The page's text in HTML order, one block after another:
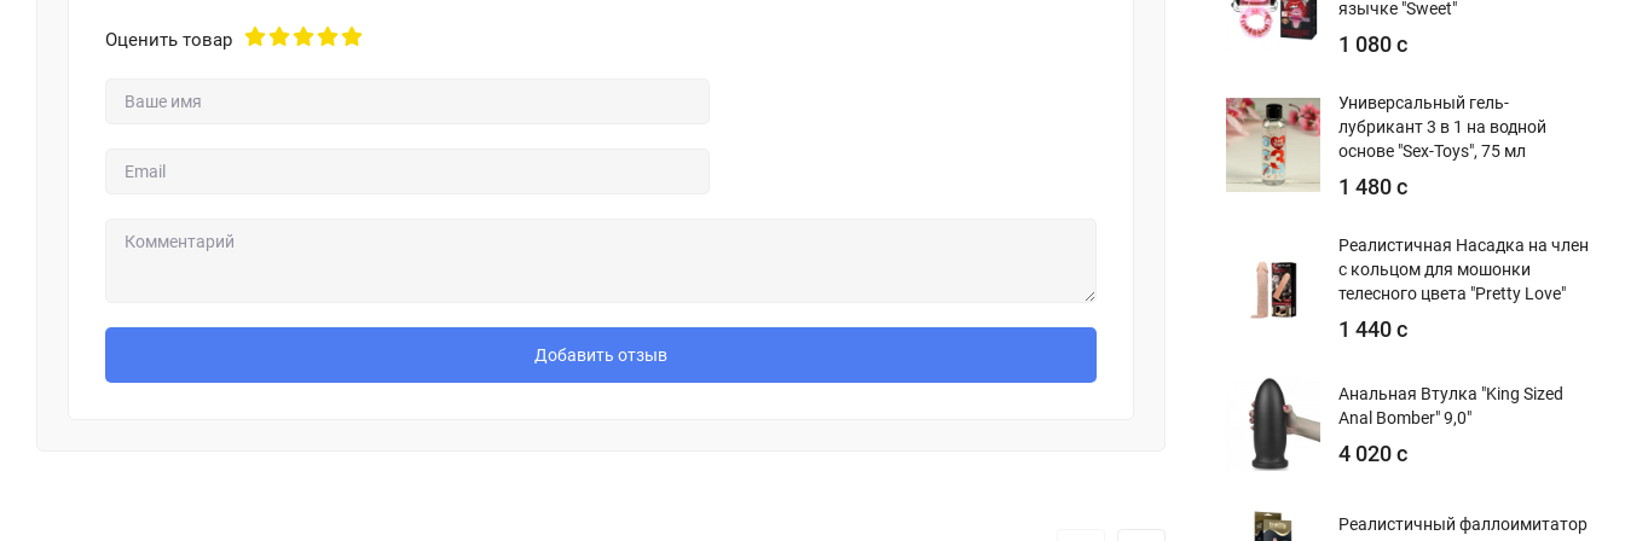
Оценить товар
Добавить отзыв
язычке "Sweet"
1 080 с
Универсальный гель-
лубрикант 3 в 1 на водной
основе "Sex-Toys", 75 мл
1 480 с
Реалистичная Насадка на член
с кольцом для мошонки
телесного цвета "Pretty Love"
1 440 с
Анальная Втулка "King Sized
Anal Bomber" 9,0"
4 020 с
Реалистичный фаллоимитатор